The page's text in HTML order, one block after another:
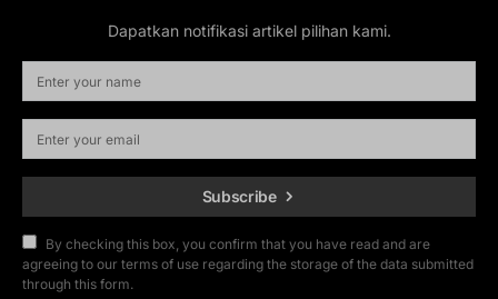
Dapatkan notifikasi artikel pilihan kami.
Subscribe
By checking this box, you confirm that you have read and are
agreeing to our terms of use regarding the storage of the data submitted
through this form.